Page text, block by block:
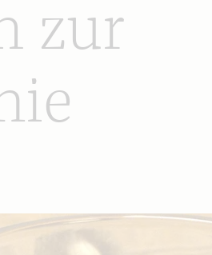
zur